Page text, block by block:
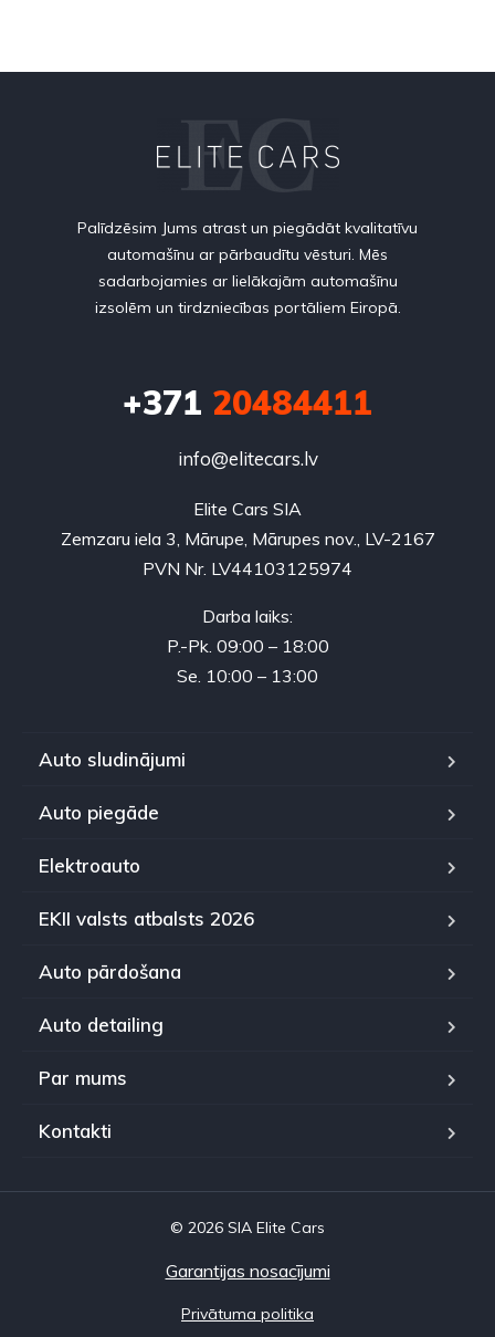
Palīdzēsim Jums atrast un piegādāt kvalitatīvu
automašīnu ar pārbaudītu vēsturi. Mēs
sadarbojamies ar lielākajām automašīnu
izsolēm un tirdzniecības portāliem Eiropā.
+371 20484411
info@elitecars.lv
Elite Cars SIA
Zemzaru iela 3, Mārupe, Mārupes nov., LV-2167
PVN Nr. LV44103125974
Darba laiks:
P.-Pk. 09:00 – 18:00
Se. 10:00 – 13:00
Auto sludinājumi
Auto piegāde
Elektroauto
EKII valsts atbalsts 2026
Auto pārdošana
Auto detailing
Par mums
Kontakti
© 2026 SIA Elite Cars
Garantijas nosacījumi
Privātuma politika